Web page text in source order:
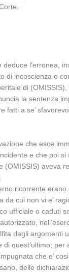
l’erronea,
di incoscienza o
di
la sentenza
fatti a se’
che esce
e che poi
(OMISSIS) aveva
ricorrente
da cui non vi e’
ufficiale o
dagli
quest’ultimo;
che e’
delle